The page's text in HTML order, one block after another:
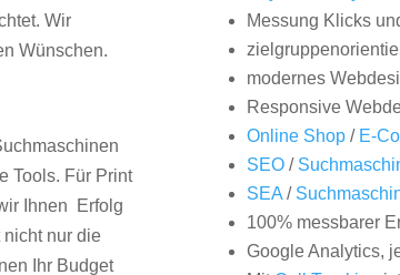
Wir
Wünschen.
Tools. Für Print
Ihnen Erfolg
nur die
Ihr Budget
Messung Klicks
modernes
Responsive
Online Shop/ E-
SEO/
SEA/
100% messbarer
Google Analytics,